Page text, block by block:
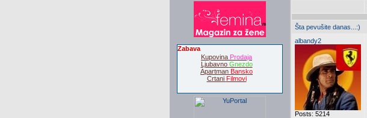
Zabava
Kupovina Prodaja
Ljubavno Gnezdo
Apartman Bansko
Crtani Filmovi
Šta pevušite danas...:)
albandy2
Posts: 5214